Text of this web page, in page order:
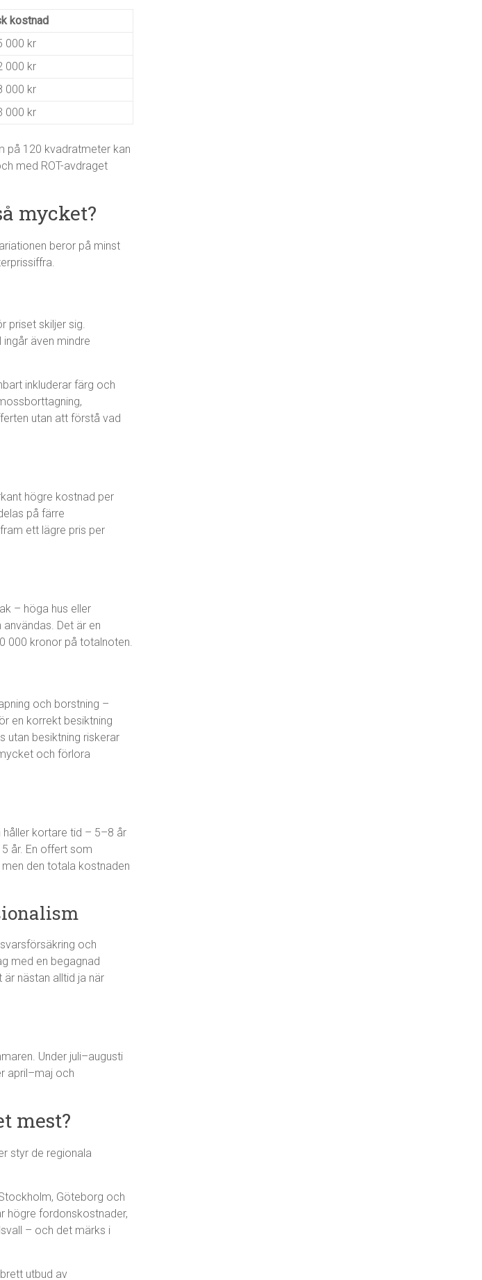
kostnad
000 kr
000 kr
000 kr
000 kr
på 120 kvadratmeter kan
med ROT-avdraget
mycket?
beror på minst
priset skiljer sig.
även mindre
inkluderar färg och
utan att förstå vad
högre kostnad per
på färre
ett lägre pris per
– höga hus eller
Det är en
000 kronor på totalnoten.
och borstning –
en korrekt besiktning
utan besiktning riskerar
och förlora
håller kortare tid – 5–8 år
år. En offert som
den totala kostnaden
och
med en begagnad
nästan alltid ja när
Under juli–augusti
april–maj och
mest?
styr de regionala
Göteborg och
högre fordonskostnader,
– och det märks i
utbud av